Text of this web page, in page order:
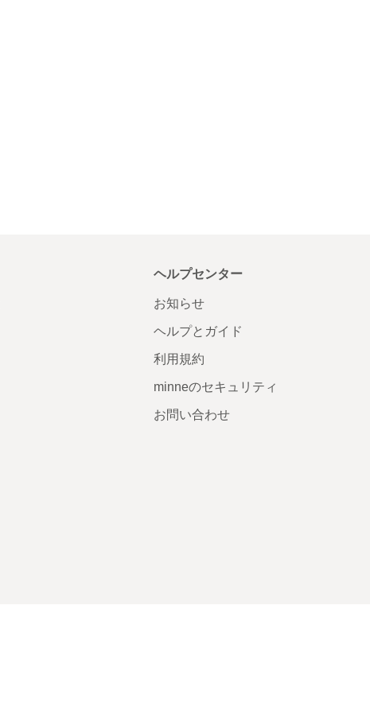
ヘルプセンター
お知らせ
ヘルプとガイド
利用規約
minneのセキュリティ
お問い合わせ